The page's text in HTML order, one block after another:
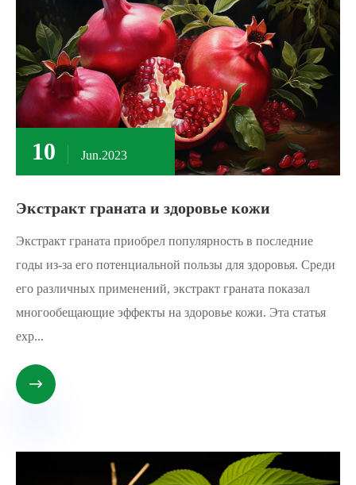
10 Jun.2023
Экстракт граната и здоровье кожи
Экстракт граната приобрел популярность в последние
годы из-за его потенциальной пользы для здоровья. Среди
его различных применений, экстракт граната показал
многообещающие эффекты на здоровье кожи. Эта статья
exp...
